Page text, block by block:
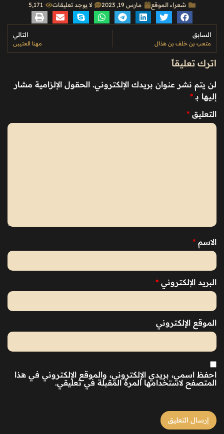
شعراء الموقع مارس 19, 2023 لا يوجد تعليقات 5٬171
السابق
متعب بن خلف بن هذال
التالي
مهنا العتيبي
اترك تعليقاً
لن يتم نشر عنوان بريدك الإلكتروني. الحقول الإلزامية مشار
إليها بـ *
التعليق *
الاسم *
البريد الإلكتروني *
الموقع الإلكتروني
احفظ اسمي، بريدي الإلكتروني، والموقع الإلكتروني في هذا
المتصفح لاستخدامها المرة المقبلة في تعليقي.